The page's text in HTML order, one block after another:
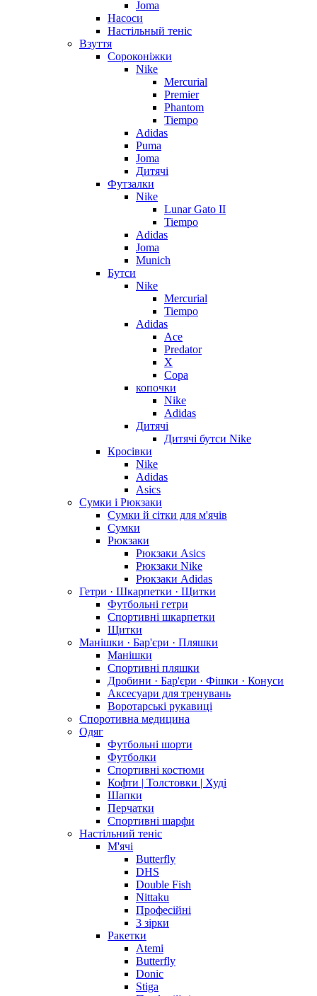
Joma
Насоси
Настільный теніс
Взуття
Сороконіжки
Nike
Mercurial
Premier
Phantom
Tiempo
Adidas
Puma
Joma
Дитячі
Футзалки
Nike
Lunar Gato II
Tiempo
Adidas
Joma
Munich
Бутси
Nike
Mercurial
Tiempo
Adidas
Ace
Predator
X
Copa
копочки
Nike
Adidas
Дитячі
Дитячі бутси Nike
Кросівки
Nike
Adidas
Asics
Сумки і Рюкзаки
Сумки й сітки для м'ячів
Сумки
Рюкзаки
Рюкзаки Asics
Рюкзаки Nike
Рюкзаки Adidas
Гетри · Шкарпетки · Щитки
Футбольні гетри
Спортивні шкарпетки
Щитки
Манішки · Бар'єри · Пляшки
Манішки
Спортивні пляшки
Дробини · Бар'єри · Фішки · Конуси
Аксесуари для тренувань
Воротарські рукавиці
Споротивна медицина
Одяг
Футбольні шорти
Футболки
Спортивні костюми
Кофти | Толстовки | Худі
Шапки
Перчатки
Спортивні шарфи
Настільний теніс
М'ячі
Butterfly
DHS
Double Fish
Nittaku
Професійні
3 зірки
Ракетки
Atemi
Butterfly
Donic
Stiga